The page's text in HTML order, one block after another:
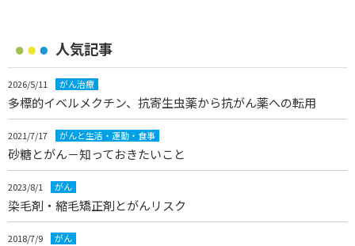
人気記事
2026/5/11 がん治療
多標的イベルメクチン、抗寄生虫薬から抗がん薬への転用
2021/7/17 がんと生活・運動・食事
砂糖とがん－知っておきたいこと
2023/8/1 がん
染毛剤・縮毛矯正剤とがんリスク
2018/7/9 がん